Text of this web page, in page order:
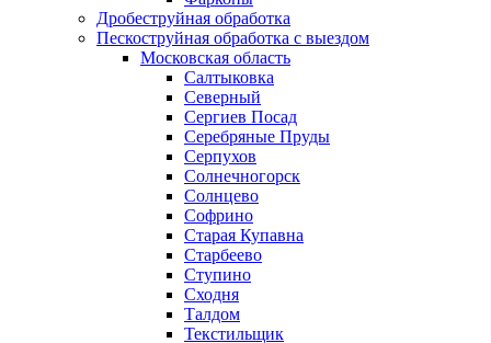
Дробеструйная обработка
Пескоструйная обработка с выездом
Московская область
Салтыковка
Северный
Сергиев Посад
Серебряные Пруды
Серпухов
Солнечногорск
Солнцево
Софрино
Старая Купавна
Старбеево
Ступино
Сходня
Талдом
Текстильщик